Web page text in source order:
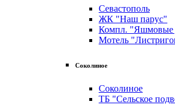
Севастополь
ЖК "Наш парус"
Компл. "Яшмовые
Мотель
Соколиное
Соколиное
ТБ "Сельское